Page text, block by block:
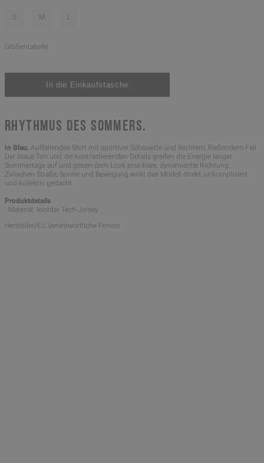
S M L
Größentabelle
RHYTHMUS DES SOMMERS.
In Blau. Auffallendes Shirt mit sportiver Silhouette und leichtem, fließendem Fall.
Der blaue Ton und die kontrastierenden Details greifen die Energie langer
Sommertage auf und geben dem Look eine klare, dynamische Richtung.
Zwischen Straße, Sonne und Bewegung wirkt das Modell direkt, unkompliziert
und kollektiv gedacht.
Produktdetails
- Material: leichter Tech-Jersey
Hersteller/EU Verantwortliche Person